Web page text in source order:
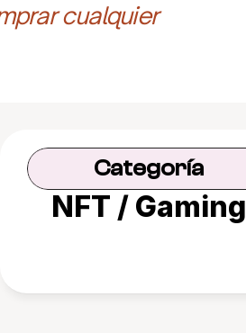
cualquier
Categoría
NFT / Gaming